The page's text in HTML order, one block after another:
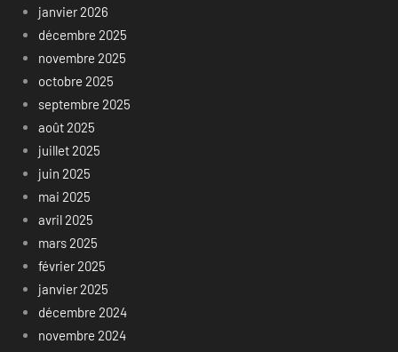
janvier 2026
décembre 2025
novembre 2025
octobre 2025
septembre 2025
août 2025
juillet 2025
juin 2025
mai 2025
avril 2025
mars 2025
février 2025
janvier 2025
décembre 2024
novembre 2024